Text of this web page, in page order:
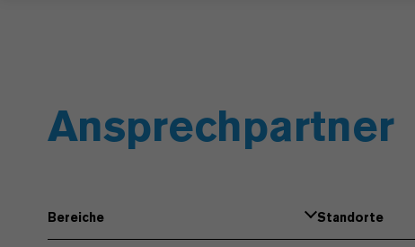
Ansprechpartner
Bereiche Standorte